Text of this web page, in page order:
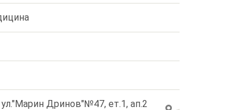
ул."Марин Дринов"№47, ет.1, ап.2